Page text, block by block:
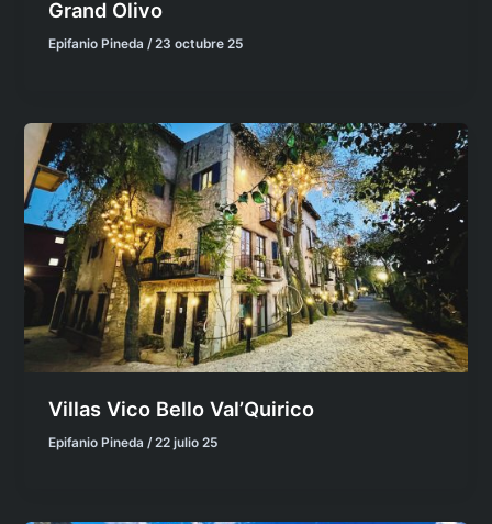
Grand Olivo
Epifanio Pineda/23 octubre 25
Villas Vico Bello Val’Quirico
Epifanio Pineda /22 julio 25